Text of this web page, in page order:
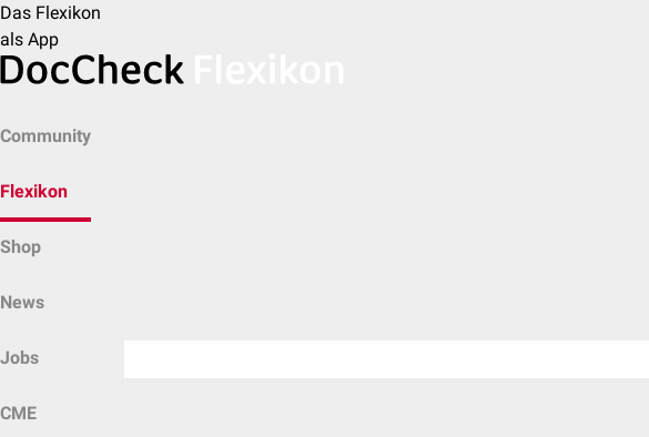
Das Flexikon
als App
Community
Flexikon
Shop
News
Jobs
CME